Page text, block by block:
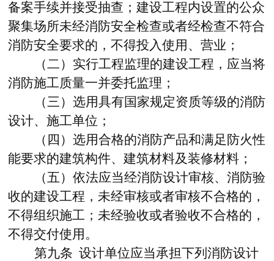
备案手续并接受抽查；建设工程内设置的公众
聚集场所未经消防安全检查或者经检查不符合
消防安全要求的，不得投入使用、营业；
（二）实行工程监理的建设工程，应当将
消防施工质量一并委托监理；
（三）选用具有国家规定资质等级的消防
设计、施工单位；
（四）选用合格的消防产品和满足防火性
能要求的建筑构件、建筑材料及装修材料；
（五）依法应当经消防设计审核、消防验
收的建设工程，未经审核或者审核不合格的，
不得组织施工；未经验收或者验收不合格的，
不得交付使用。
第九条 设计单位应当承担下列消防设计